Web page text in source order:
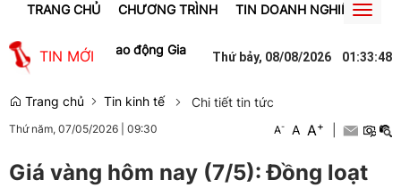
TRANG CHỦ CHƯƠNG TRÌNH TIN DOANH NGHIỆP Toggle
TIN MỚI
việc làm cho lao động Gia Lai Người phụ nữ ở Hưng Yên suýt
Thứ bảy, 08/08/2026 01 :33:49
Trang chủ Tin kinh tế Chi tiết tin tức
Thứ năm, 07/05/2026 09:30 A- A A+
Giá vàng hôm nay (7/5): Đồng loạt